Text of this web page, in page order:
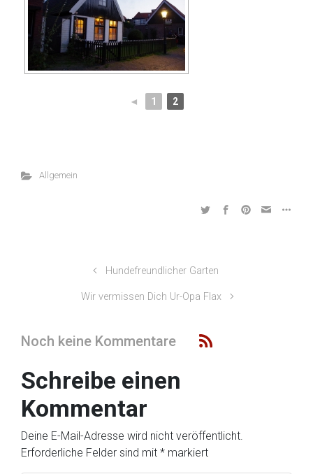
◄ 1 2
Allgemein
Hundefreundlicher Garten
Wir vermissen Dich Ur-Opa Flax
Noch keine Kommentare
Schreibe einen
Kommentar
Deine E-Mail-Adresse wird nicht veröffentlicht.
Erforderliche Felder sind mit * markiert